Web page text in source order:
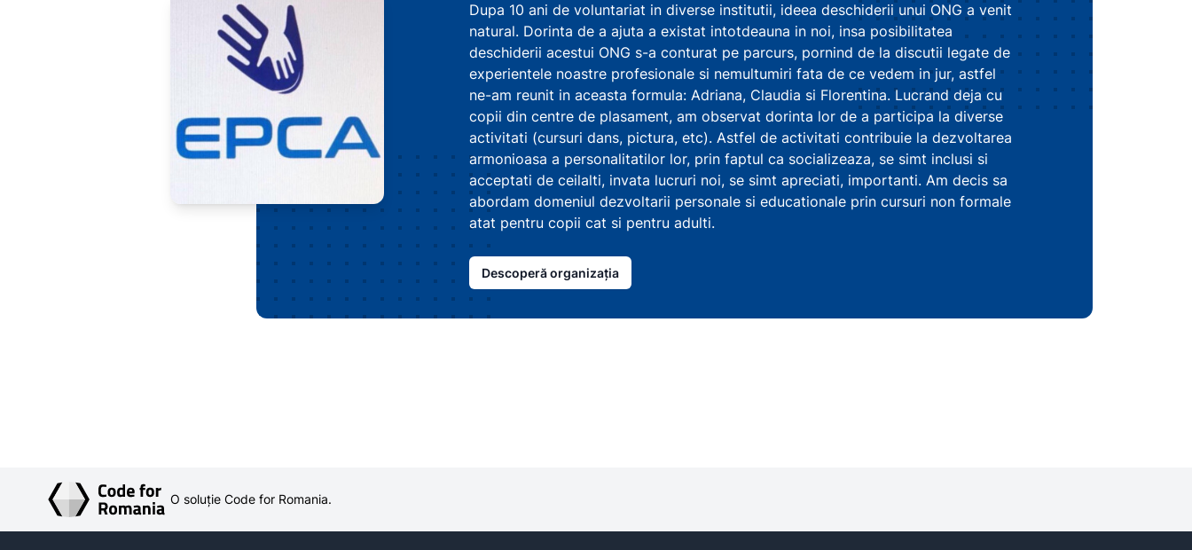
Dupa 10 ani de voluntariat in diverse institutii, ideea deschiderii unui ONG a venit
natural. Dorinta de a ajuta a existat intotdeauna in noi, insa posibilitatea
deschiderii acestui ONG s-a conturat pe parcurs, pornind de la discutii legate de
experientele noastre profesionale si nemultumiri fata de ce vedem in jur, astfel
ne-am reunit in aceasta formula: Adriana, Claudia si Florentina. Lucrand deja cu
copii din centre de plasament, am observat dorinta lor de a participa la diverse
activitati (cursuri dans, pictura, etc). Astfel de activitati contribuie la dezvoltarea
armonioasa a personalitatilor lor, prin faptul ca socializeaza, se simt inclusi si
acceptati de ceilalti, invata lucruri noi, se simt apreciati, importanti. Am decis sa
abordam domeniul dezvoltarii personale si educationale prin cursuri non formale
atat pentru copii cat si pentru adulti.
Descoperă organizația
O soluție Code for Romania.